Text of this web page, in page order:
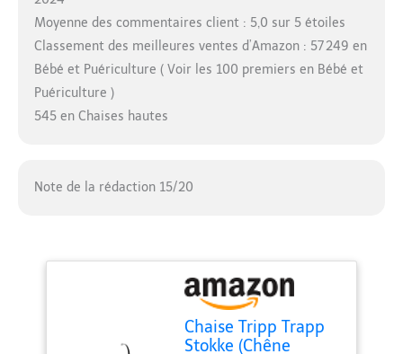
Moyenne des commentaires client : 5,0 sur 5 étoiles
Classement des meilleures ventes d’Amazon : 57 249 en
Bébé et Puériculture ( Voir les 100 premiers en Bébé et
Puériculture )
545 en Chaises hautes
Note de la rédaction 15/20
Chaise Tripp Trapp
Stokke (Chêne